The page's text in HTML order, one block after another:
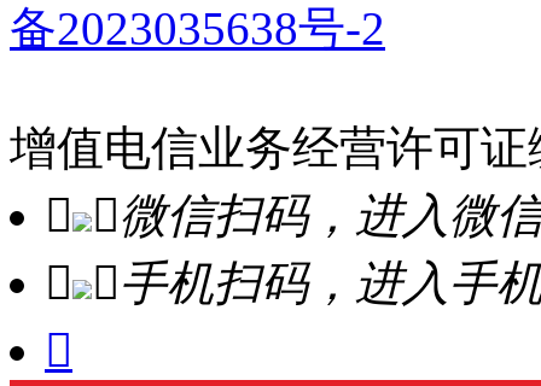
备2023035638号-2
增值电信业务经营许可证
 微信扫码，进入微
 手机扫码，进入手
